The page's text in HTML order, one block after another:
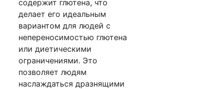
содержит глютена, что
делает его идеальным
вариантом для людей с
непереносимостью глютена
или диетическими
ограничениями. Это
позволяет людям
наслаждаться дразнящими